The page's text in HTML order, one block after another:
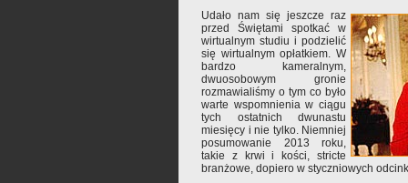
Udało nam się jeszcze raz
przed Świętami spotkać w
wirtualnym studiu i podzielić
się wirtualnym opłatkiem. W
bardzo kameralnym,
dwuosobowym gronie
rozmawialiśmy o tym co było
warte wspomnienia w ciągu
tych ostatnich dwunastu
miesięcy i nie tylko. Niemniej
posumowanie 2013 roku,
takie z krwi i kości, stricte
branżowe, dopiero w styczniowych